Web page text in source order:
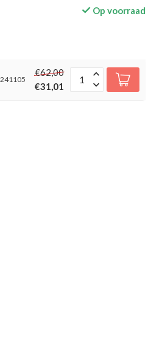
Op voorraad
€62,00
€31,01